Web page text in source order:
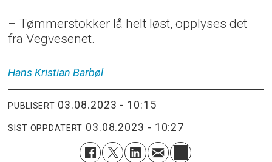
– Tømmerstokker lå helt løst, opplyses det
fra Vegvesenet.
Hans Kristian Barbøl
PUBLISERT 03.08.2023 - 10:15
SIST OPPDATERT 03.08.2023 - 10:27